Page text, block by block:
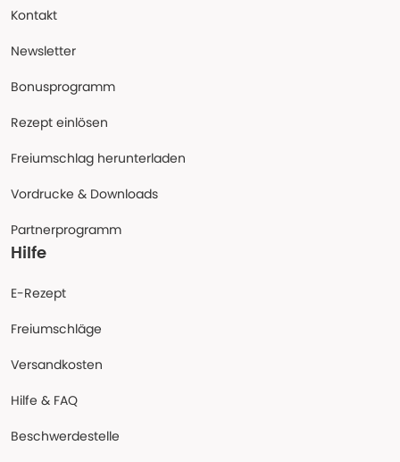
Kontakt
Newsletter
Bonusprogramm
Rezept einlösen
Freiumschlag herunterladen
Vordrucke & Downloads
Partnerprogramm
Hilfe
E-Rezept
Freiumschläge
Versandkosten
Hilfe & FAQ
Beschwerdestelle